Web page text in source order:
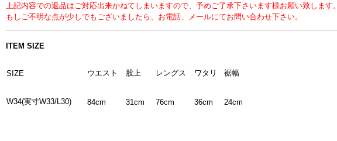
上記内容での返品はご対応出来かねてしまいますので、予めご了承下さいます様お願い致します。
もしご不明な点が少しでもございましたら、お電話、メールにてお問い合わせ下さい。
ITEM SIZE
SIZE ウエスト 股上 レングス ワタリ 裾幅
W34(実寸W33/L30) 84cm 31cm 76cm 36cm 24cm